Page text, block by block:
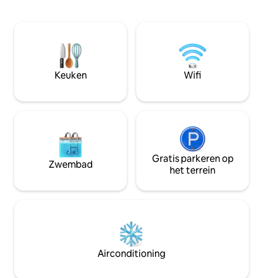
Keuken Wifi
Zwembad
Gratis parkeren op
het terrein
Airconditioning